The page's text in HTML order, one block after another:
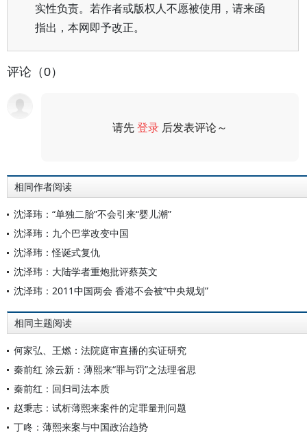
实性负责。若作者或版权人不愿被使用，请来函
指出，本网即予改正。
评论（0）
请先登录 后发表评论～
相同作者阅读
沈泽玮：“单独二胎”不会引来“婴儿潮”
沈泽玮：九个巴掌改变中国
沈泽玮：怪诞式复仇
沈泽玮：大陆学者重炮批评蔡英文
沈泽玮：2011中国两会 香港不会被“中央规划”
相同主题阅读
何家弘、王燃：法院庭审直播的实证研究
秦前红 涂云新：薄熙来“罪与罚”之法理省思
秦前红：回归司法本质
赵秉志：试析薄熙来案件的定罪量刑问题
丁咚：薄熙来案与中国政治趋势